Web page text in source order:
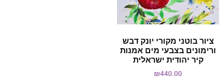
ציור בוטני מקורי יונק דבש
ורימונים בצבעי מים אמנות
קיר יהודית ישראלית
₪440.00